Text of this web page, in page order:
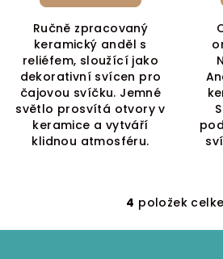
Ručně zpracovaný
keramický anděl s
reliéfem, sloužící jako
dekorativní svícen pro
čajovou svíčku. Jemné
světlo prosvítá otvory v
keramice a vytváří
klidnou atmosféru.
O
v
4 položek